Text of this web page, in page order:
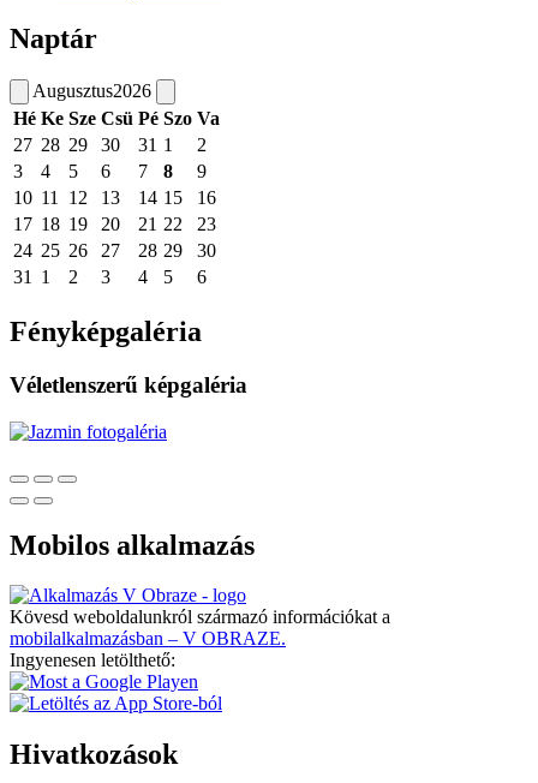
Naptár
Augusztus2026
Hé Ke Sze Csü Pé Szo Va
27 28 29 30 31 1
2
3
4 5 6 7 8
9
10 11 12 13 14 15
16
17 18 19 20 21 22
23
24 25 26 27 28 29
30
31
1 2 3 4 5 6
Fényképgaléria
Véletlenszerű képgaléria
Mobilos alkalmazás
Kövesd weboldalunkról származó információkat a
mobilalkalmazásban – V OBRAZE.
Ingyenesen letölthető:
Hivatkozások